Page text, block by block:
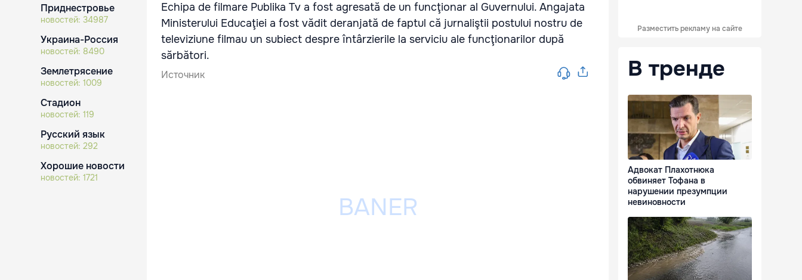
Приднестровье
новостей: 34987
Украина-Россия
новостей: 8490
Землетрясение
новостей: 1009
Стадион
новостей: 119
Русский язык
новостей: 292
Хорошие новости
новостей: 1721
Echipa de filmare Publika Tv a fost agresată de un funcţionar al Guvernului. Angajata
Ministerului Educaţiei a fost vădit deranjată de faptul că jurnaliştii postului nostru de
televiziune filmau un subiect despre întârzierile la serviciu ale funcţionarilor după
sărbători.
Источник
Разместить рекламу на сайте
В тренде
Адвокат Плахотнюка
обвиняет Тофана в
нарушении презумпции
невиновности